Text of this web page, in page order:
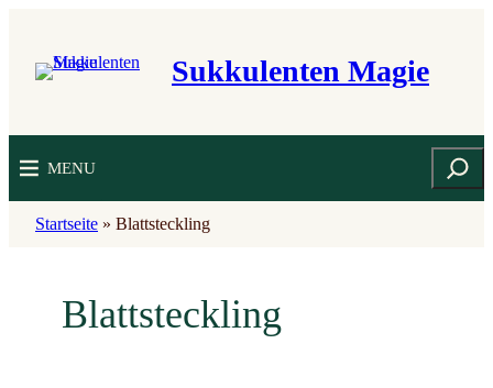
springen
Sukkulenten Magie
MENU Suchen
Startseite » Blattsteckling
Blattsteckling